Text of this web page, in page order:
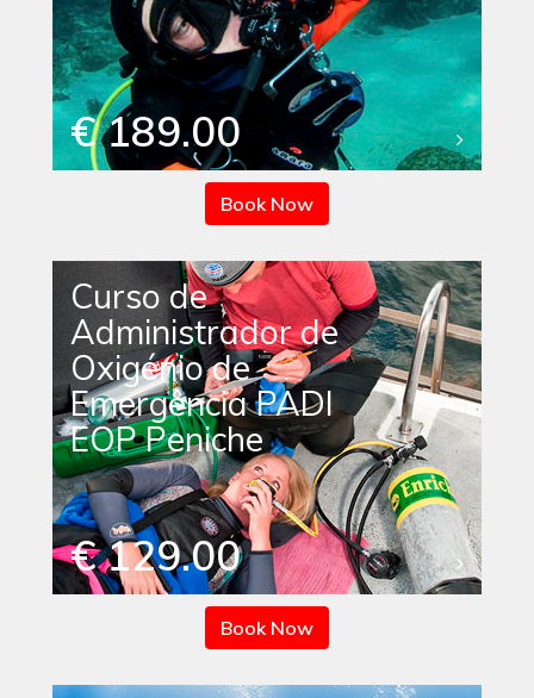
€ 189.00
Book Now
Curso de
Administrador de
Oxigénio de
Emergência PADI
EOP Peniche
€ 129.00
Book Now